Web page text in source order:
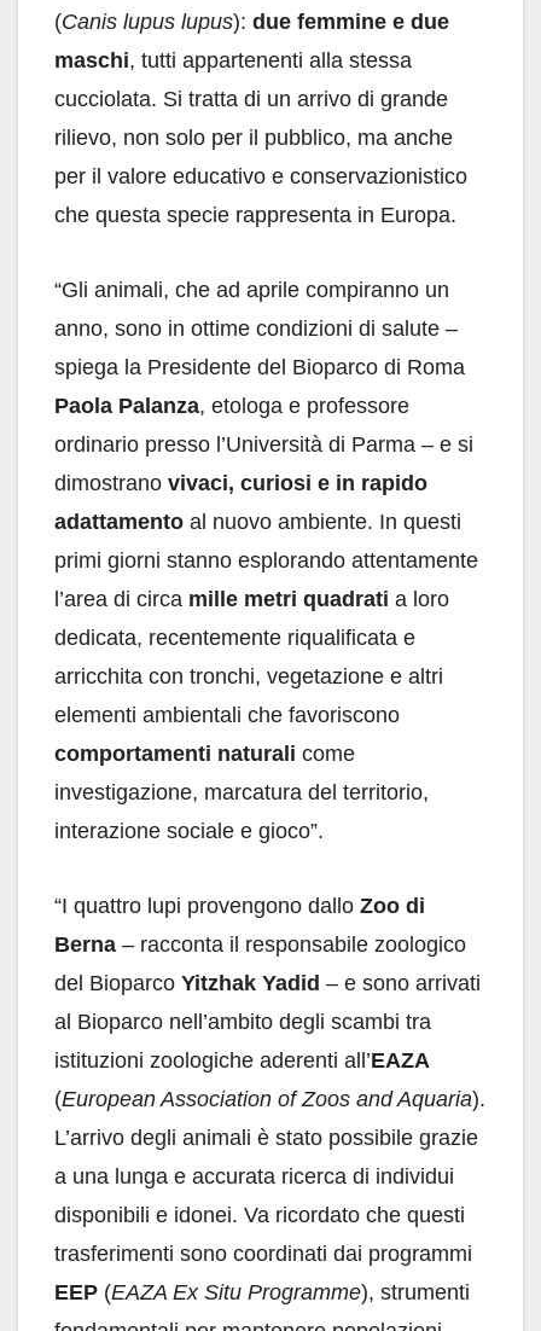
(Canis lupus lupus): due femmine e due
maschi, tutti appartenenti alla stessa
cucciolata. Si tratta di un arrivo di grande
rilievo, non solo per il pubblico, ma anche
per il valore educativo e conservazionistico
che questa specie rappresenta in Europa.
“Gli animali, che ad aprile compiranno un
anno, sono in ottime condizioni di salute –
spiega la Presidente del Bioparco di Roma
Paola Palanza, etologa e professore
ordinario presso l’Università di Parma – e si
dimostrano vivaci, curiosi e in rapido
adattamento al nuovo ambiente. In questi
primi giorni stanno esplorando attentamente
l’area di circa mille metri quadrati a loro
dedicata, recentemente riqualificata e
arricchita con tronchi, vegetazione e altri
elementi ambientali che favoriscono
comportamenti naturali come
investigazione, marcatura del territorio,
interazione sociale e gioco”.
“I quattro lupi provengono dallo Zoo di
Berna – racconta il responsabile zoologico
del Bioparco Yitzhak Yadid – e sono arrivati
al Bioparco nell’ambito degli scambi tra
istituzioni zoologiche aderenti all’EAZA
(European Association of Zoos and Aquaria).
L’arrivo degli animali è stato possibile grazie
a una lunga e accurata ricerca di individui
disponibili e idonei. Va ricordato che questi
trasferimenti sono coordinati dai programmi
EEP (EAZA Ex Situ Programme), strumenti